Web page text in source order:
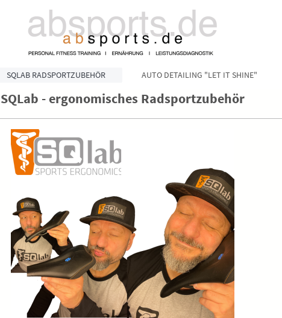
SQLAB RADSPORTZUBEHÖR AUTO DETAILING "LET IT SHINE"
SQLab - ergonomisches Radsportzubehör